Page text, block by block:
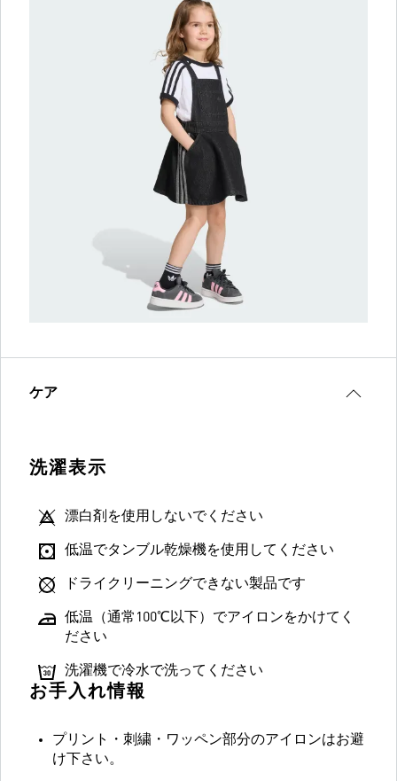
ケア
洗濯表示
漂白剤を使用しないでください
低温でタンブル乾燥機を使用してください
ドライクリーニングできない製品です
低温（通常100℃以下）でアイロンをかけてく
ださい
洗濯機で冷水で洗ってください
お手入れ情報
プリント・刺繍・ワッペン部分のアイロンはお避
け下さい。